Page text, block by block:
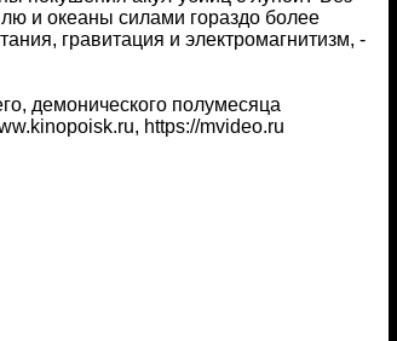
и океаны силами гораздо более
гравитация и электромагнитизм, -
демонического полумесяца
https://mvideo.ru